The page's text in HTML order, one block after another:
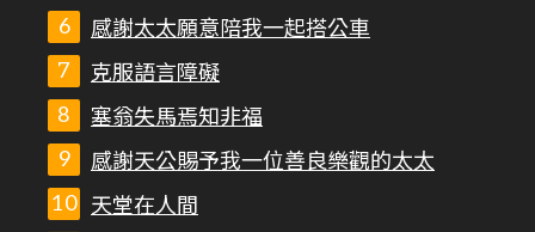
感謝太太願意陪我一起搭公車
克服語言障礙
塞翁失馬焉知非福
感謝天公賜予我一位善良樂觀的太太
天堂在人間